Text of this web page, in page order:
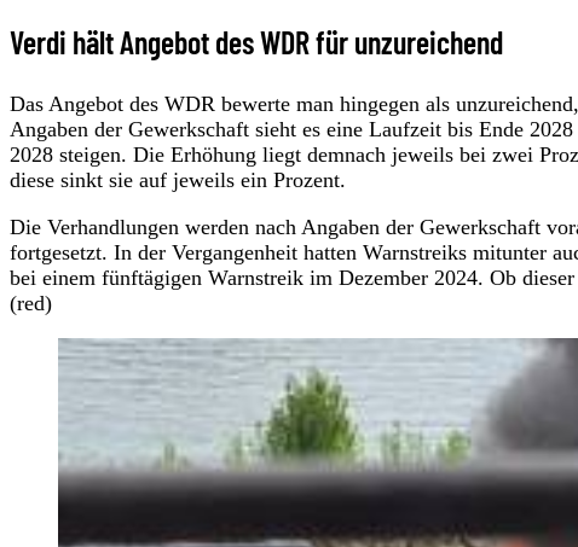
Verdi hält Angebot des WDR für unzureichend
Das Angebot des WDR bewerte man hingegen als
Angaben der Gewerkschaft sieht es eine Laufzeit bis Ende
2028 steigen. Die Erhöhung liegt demnach jeweils bei zwei
diese sinkt sie auf jeweils ein Prozent.
Die Verhandlungen werden nach Angaben der Gewerkschaft
fortgesetzt. In der Vergangenheit hatten Warnstreiks mitunter
bei einem fünftägigen Warnstreik im Dezember 2024. Ob
(red)